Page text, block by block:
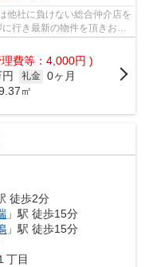
他社に負けない総合仲介店を
行き最新の物件を頂きお客
費等：4,000円 )
礼金 0ヶ月
㎡
徒歩2分
」駅 徒歩15分
」駅 徒歩15分
丁目